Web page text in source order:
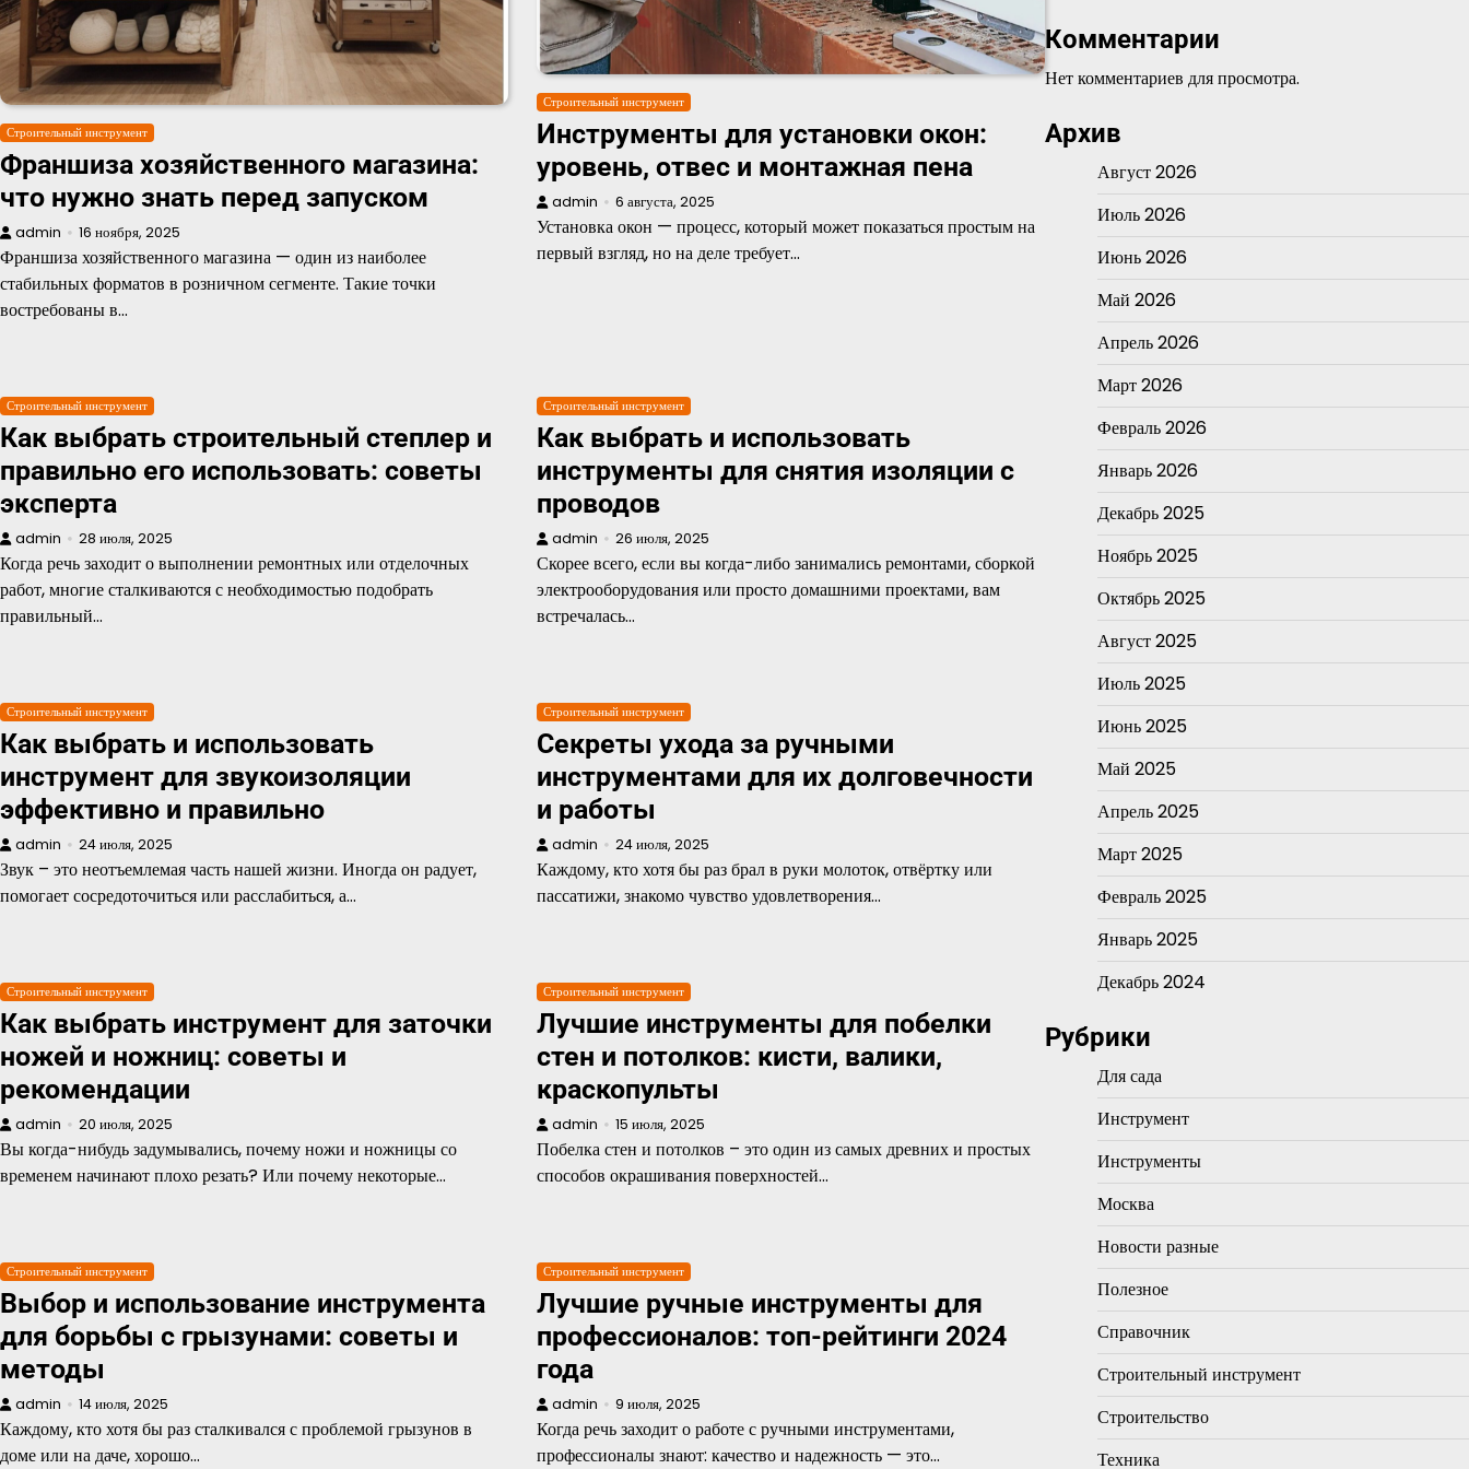
Строительный инструмент
Франшиза хозяйственного магазина:
что нужно знать перед запуском
admin 16 ноября, 2025
Франшиза хозяйственного магазина — один из наиболее
стабильных форматов в розничном сегменте. Такие точки
востребованы в…
Строительный инструмент
Инструменты для установки окон:
уровень, отвес и монтажная пена
admin 6 августа, 2025
Установка окон — процесс, который может показаться простым на
первый взгляд, но на деле требует…
Строительный инструмент
Как выбрать строительный степлер и
правильно его использовать: советы
эксперта
admin 28 июля, 2025
Когда речь заходит о выполнении ремонтных или отделочных
работ, многие сталкиваются с необходимостью подобрать
правильный…
Строительный инструмент
Как выбрать и использовать
инструменты для снятия изоляции с
проводов
admin 26 июля, 2025
Скорее всего, если вы когда-либо занимались ремонтами, сборкой
электрооборудования или просто домашними проектами, вам
встречалась…
Строительный инструмент
Как выбрать и использовать
инструмент для звукоизоляции
эффективно и правильно
admin 24 июля, 2025
Звук – это неотъемлемая часть нашей жизни. Иногда он радует,
помогает сосредоточиться или расслабиться, а…
Строительный инструмент
Секреты ухода за ручными
инструментами для их долговечности
и работы
admin 24 июля, 2025
Каждому, кто хотя бы раз брал в руки молоток, отвёртку или
пассатижи, знакомо чувство удовлетворения…
Строительный инструмент
Как выбрать инструмент для заточки
ножей и ножниц: советы и
рекомендации
admin 20 июля, 2025
Вы когда-нибудь задумывались, почему ножи и ножницы со
временем начинают плохо резать? Или почему некоторые…
Строительный инструмент
Лучшие инструменты для побелки
стен и потолков: кисти, валики,
краскопульты
admin 15 июля, 2025
Побелка стен и потолков – это один из самых древних и простых
способов окрашивания поверхностей…
Строительный инструмент
Выбор и использование инструмента
для борьбы с грызунами: советы и
методы
admin 14 июля, 2025
Каждому, кто хотя бы раз сталкивался с проблемой грызунов в
доме или на даче, хорошо…
Строительный инструмент
Лучшие ручные инструменты для
профессионалов: топ-рейтинги 2024
года
admin 9 июля, 2025
Когда речь заходит о работе с ручными инструментами,
профессионалы знают: качество и надежность — это…
Комментарии
Нет комментариев для просмотра.
Архив
Август 2026
Июль 2026
Июнь 2026
Май 2026
Апрель 2026
Март 2026
Февраль 2026
Январь 2026
Декабрь 2025
Ноябрь 2025
Октябрь 2025
Август 2025
Июль 2025
Июнь 2025
Май 2025
Апрель 2025
Март 2025
Февраль 2025
Январь 2025
Декабрь 2024
Рубрики
Для сада
Инструмент
Инструменты
Москва
Новости разные
Полезное
Справочник
Строительный инструмент
Строительство
Техника